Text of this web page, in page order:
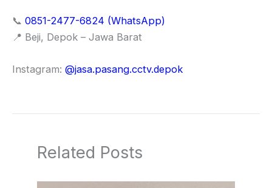
📞 0851-2477-6824 (WhatsApp)
📍 Beji, Depok – Jawa Barat
Instagram: @jasa.pasang.cctv.depok
Related Posts